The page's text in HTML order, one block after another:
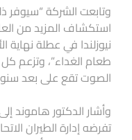
وتابعت الشركة
استكشاف المزيد من
نيوزلندا في عطلة نهاية
طعام الغداء”، وتزعم
الصوت تقع على بعد
وأشار الدكتور هاموند